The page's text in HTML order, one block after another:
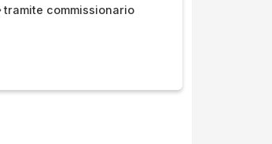
tramite commissionario